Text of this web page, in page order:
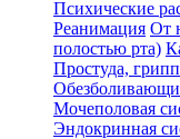
Психические
Реанимация От
полостью рта)
Простуда, грипп
Мочеполовая
Эндокринная